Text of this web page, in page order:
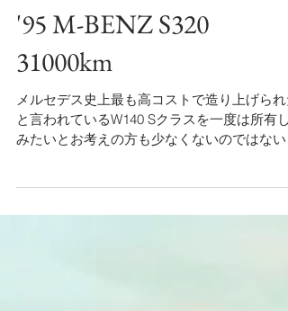
'95 M-BENZ S320
31000km
メルセデス史上最も高コストで造り上げられ
と言われているW140 Sクラスを一度は所有し
しょうか。 24年間ワンオーナー、走行距離わ
か31000kmの極上の個体がオザワに入庫いた